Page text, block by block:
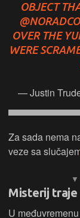
OBJECT
OVER THE
WERE
— Justin
Za sada nema
veze sa
Misterij traje
U